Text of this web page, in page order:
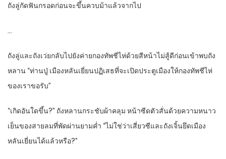
ถังลู่กัดฟันกรอดก่อนจะขึ้นควบม้าแล้วจากไป
…
ถังลู่และถังเว่ยกลับไปยังค่ายกองทัพชีไห่ด้วยสีหน้าไม่สู้ดีก่อนเข้าพบถัง
หลาน “ท่านปู่ เมืองหลันเยี่ยนปฏิเสธที่จะเปิดประตูเมืองให้กองทัพชีไห่
ของเราขอรับ”
“เกิดอันใดขึ้น?” ถังหลานกระชับผ้าคลุม หน้าซีดตัวสั่นด้วยความหนาว
เย็นของสายลมที่พัดผ่านยามค่ำ “ไม่ใช่ว่าเสี่ยวซีและถังเจิ้นยึดเมือง
หลันเยี่ยนได้แล้วหรือ?”